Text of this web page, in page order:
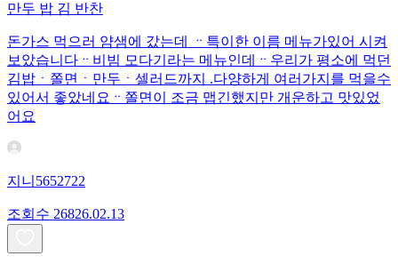
만두 밥 김 반찬
돈가스 먹으러 얌샘에 갔는데 ᆢ특이한 이름 메뉴가있어 시켜
보았습니다ᆢ비빔 모다기라는 메뉴인데ᆢ우리가 평소에 먹던
김밥ㆍ쫄면ㆍ만두ㆍ셀러드까지 .다양하게 여러가지를 먹을수
있어서 좋았네요ᆢ쫄면이 조금 맵긴했지만 개운하고 맛있었
어요
지니5652722
조회수 26826.02.13